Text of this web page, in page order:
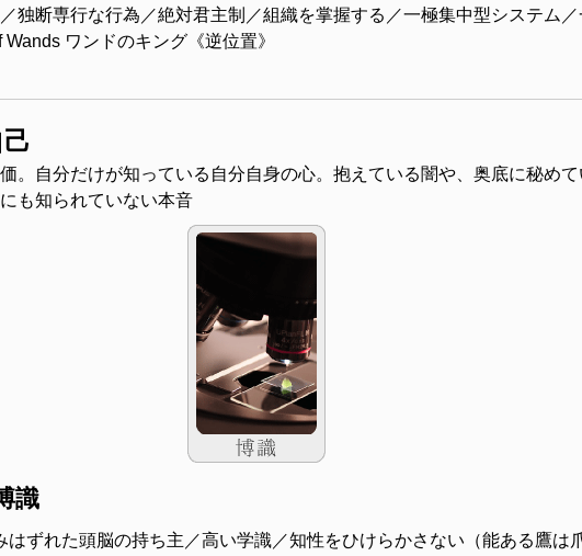
独断専行な行為／絶対君主制／組織を掌握する／一極集中型システム／
ワンドのキング《逆位置》
。自分だけが知っている自分自身の心。抱えている闇や、奥底に秘めて
も知られていない本音
識
はずれた頭脳の持ち主／高い学識／知性をひけらかさない（能ある鷹は